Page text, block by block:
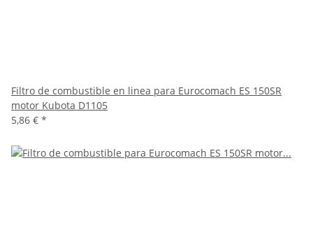
Filtro de combustible en linea para Eurocomach ES 150SR
motor Kubota D1105
5,86 € *